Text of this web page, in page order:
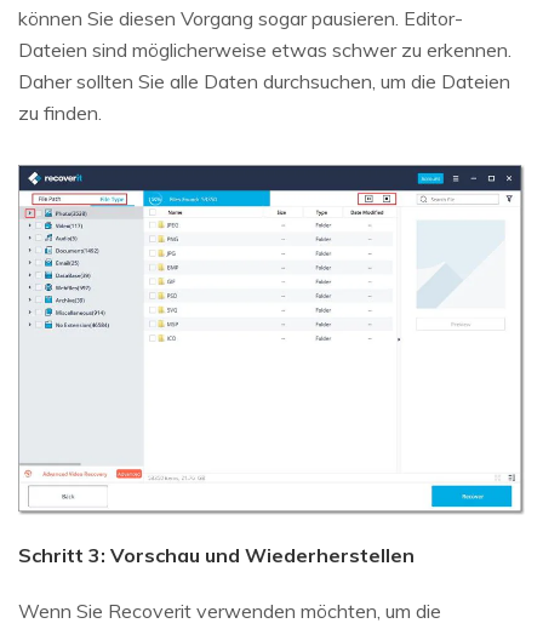
können Sie diesen Vorgang sogar pausieren. Editor-
Dateien sind möglicherweise etwas schwer zu erkennen.
Daher sollten Sie alle Daten durchsuchen, um die Dateien
zu finden.
Schritt 3: Vorschau und Wiederherstellen
Wenn Sie Recoverit verwenden möchten, um die